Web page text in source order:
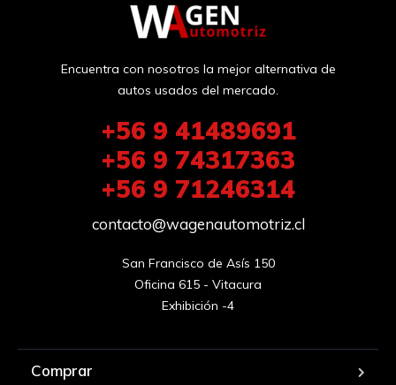
Encuentra con nosotros la mejor alternativa de
autos usados del mercado.
+56 9 41489691
+56 9 74317363
+56 9 71246314
contacto@wagenautomotriz.cl
San Francisco de Asís 150
Oficina 615 - Vitacura
Exhibición -4
Comprar